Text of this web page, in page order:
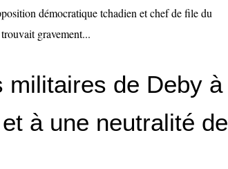
démocratique tchadien et chef de file du
gravement...
militaires de Deby à
à une neutralité de